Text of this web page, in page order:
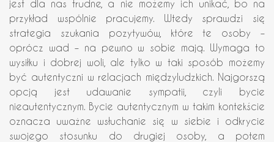
jest dla nas trudne, a nie możemy ich unikać, bo na
przykład wspólnie pracujemy. Wtedy sprawdzi się
strategia szukania pozytywów, które te osoby –
oprócz wad – na pewno w sobie mają. Wymaga to
wysiłku i dobrej woli, ale tylko w taki sposób możemy
być autentyczni w relacjach międzyludzkich. Najgorszą
opcją jest udawanie sympatii, czyli bycie
nieautentycznym. Bycie autentycznym w takim kontekście
oznacza uważne wsłuchanie się w siebie i odkrycie
swojego stosunku do drugiej osoby, a potem